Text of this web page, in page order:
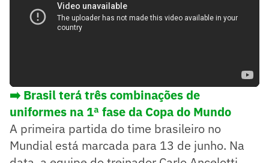
➡️ Brasil terá três combinações de
uniformes na 1ª fase da Copa do Mundo
A primeira partida do time brasileiro no
Mundial está marcada para 13 de junho. Na